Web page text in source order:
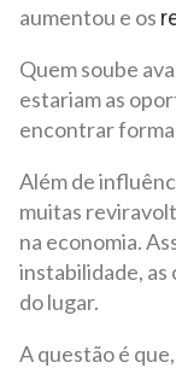
aumentou e os
Quem soube
estariam as
encontrar
Além de
muitas
na economia.
instabilidade, as
do lugar.
A questão é